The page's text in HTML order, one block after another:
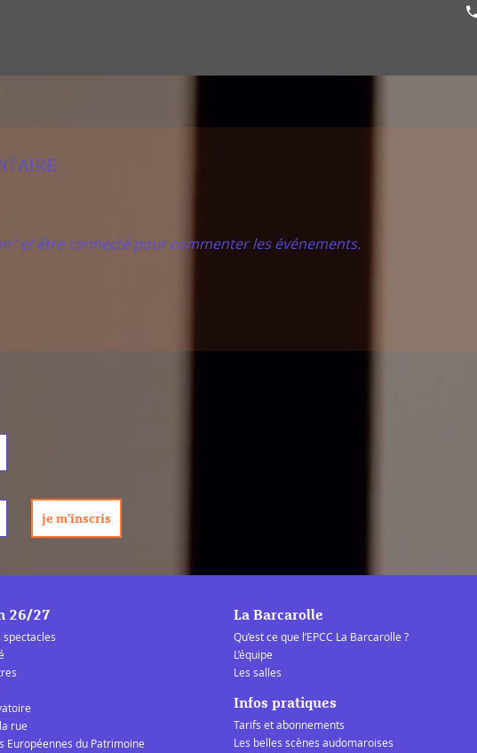
et être connecté pour commenter les événements.
26/27
spectacles
rue
Européennes du Patrimoine
La Barcarolle
Qu’est ce que l’EPCC La Barcarolle ?
L’équipe
Les salles
Infos pratiques
Tarifs et abonnements
Les belles scènes audomaroises